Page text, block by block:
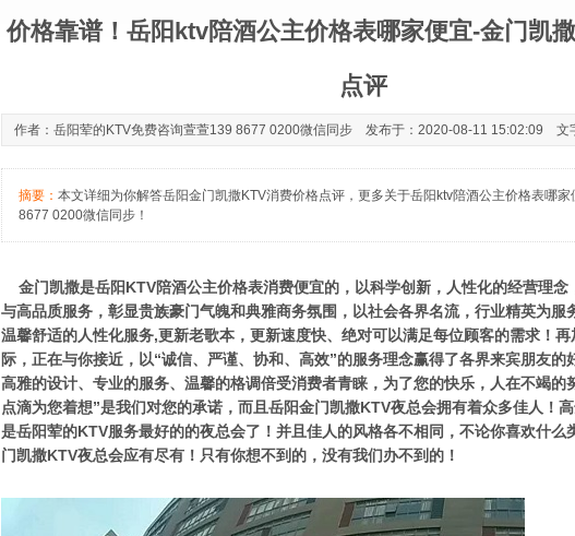
价格靠谱！岳阳ktv陪酒公主价格表哪家便宜-金门凯
点评
作者：岳阳荤的KTV免费咨询萱萱139 8677 0200微信同步 发布于：2020-08-11 15:02:09 文
摘要： 本文详细为你解答岳阳金门凯撒KTV消费价格点评，更多关于岳阳ktv陪酒公主价格表哪
8677 0200微信同步！
金门凯撒是岳阳KTV陪酒公主价格表消费便宜的，以科学创新，人性化的经营理念
与高品质服务，彰显贵族豪门气魄和典雅商务氛围，以社会各界名流，行业精英为服
温馨舒适的人性化服务,更新老歌本，更新速度快、绝对可以满足每位顾客的需求！
际，正在与你接近，以“诚信、严谨、协和、高效”的服务理念赢得了各界来宾朋友的
高雅的设计、专业的服务、温馨的格调倍受消费者青睐，为了您的快乐，人在不竭的
点滴为您着想”是我们对您的承诺，而且岳阳金门凯撒KTV夜总会拥有着众多佳人！
是岳阳荤的KTV服务最好的的夜总会了！并且佳人的风格各不相同，不论你喜欢什么
门凯撒KTV夜总会应有尽有！只有你想不到的，没有我们办不到的！